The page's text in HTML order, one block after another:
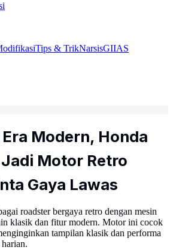
Tips & TrikNarsisGIIAS
Modern, Honda
Motor Retro
Gaya Lawas
roadster bergaya retro dengan mesin
klasik dan fitur modern. Motor ini cocok
tampilan klasik dan performa